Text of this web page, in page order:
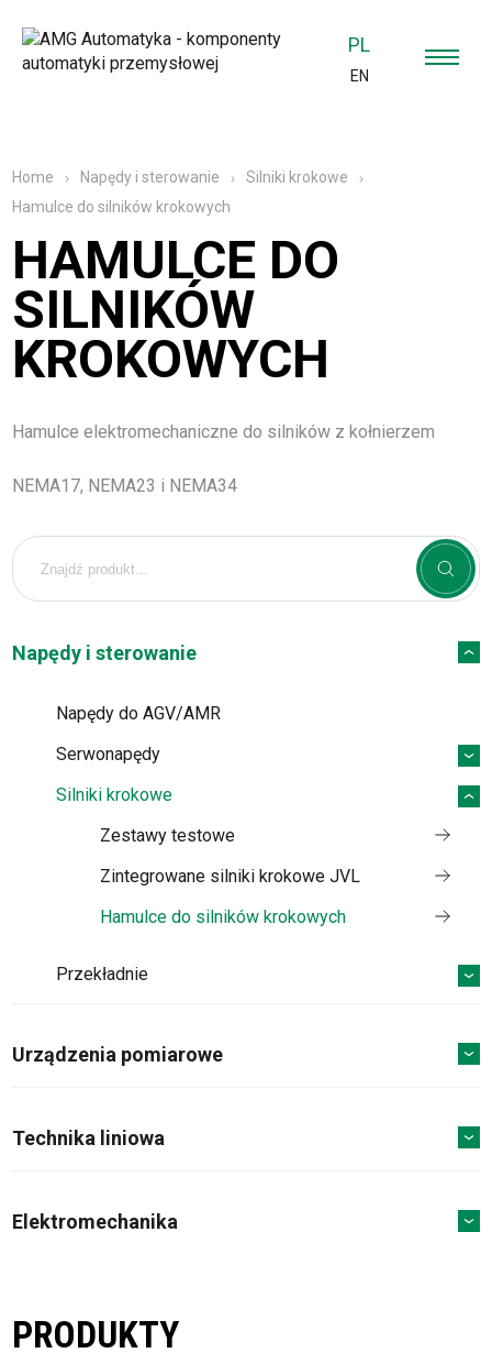
PL
EN
Home Napędy i sterowanie
Silniki krokowe
Hamulce do silników krokowych
HAMULCE DO
SILNIKÓW
KROKOWYCH
Hamulce elektromechaniczne do silników z kołnierzem
NEMA17, NEMA23 i NEMA34
Napędy i sterowanie
Napędy do AGV/AMR
Serwonapędy
Silniki krokowe
Zestawy testowe
Zintegrowane silniki krokowe JVL
Hamulce do silników krokowych
Przekładnie
Urządzenia pomiarowe
Technika liniowa
Elektromechanika
PRODUKTY